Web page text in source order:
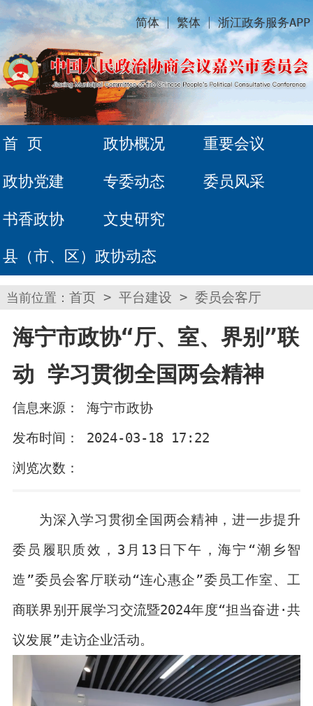
简体 繁体 浙江政务服务APP
首 页 政协概况 重要会议
政协党建 专委动态 委员风采
书香政协 文史研究
县（市、区）政协动态
当前位置： 首页 > 平台建设 > 委员会客厅
海宁市政协“厅、室、界别”联
动 学习贯彻全国两会精神
信息来源： 海宁市政协
发布时间： 2024-03-18 17:22
浏览次数：
为深入学习贯彻全国两会精神，进一步提升
委员履职质效，3月13日下午，海宁“潮乡智
造”委员会客厅联动“连心惠企”委员工作室、工
商联界别开展学习交流暨2024年度“担当奋进·共
议发展”走访企业活动。